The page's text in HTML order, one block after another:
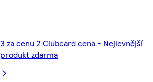
3 za cenu 2 Clubcard cena - Nejlevnější
produkt zdarma